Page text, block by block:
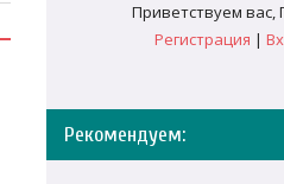
Приветствуем вас,
Регистрация |
Рекомендуем: